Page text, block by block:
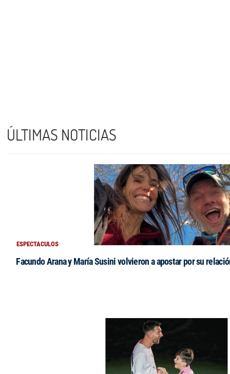
ÚLTIMAS NOTICIAS
ESPECTACULOS
Facundo Arana y María Susini volvieron a apostar por su